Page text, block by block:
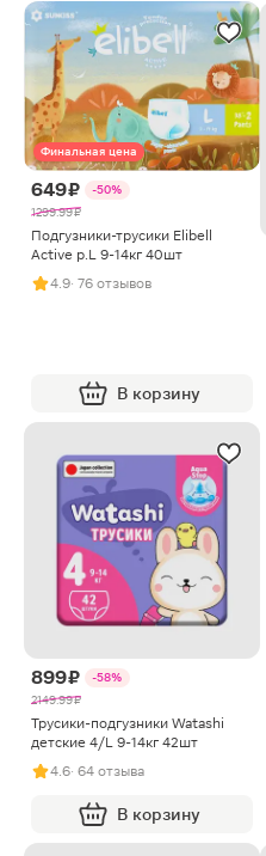
Финальная цена
649 ₽
-50%
1299.99 ₽
Подгузники-трусики Elibell
Active р.L 9-14кг 40шт
4.9· 76 отзывов
В корзину
899 ₽
-58%
2149.99 ₽
Трусики-подгузники Watashi
детские 4/L 9-14кг 42шт
4.6· 64 отзыва
В корзину